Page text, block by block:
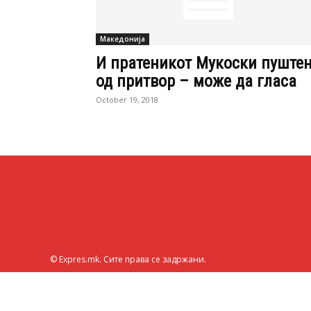
Македонија
И пратеникот Мукоски
од притвор – може да гласа
October 19, 2018
© Expres.mk. Сите права се задржани.